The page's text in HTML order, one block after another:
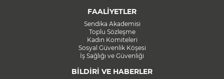
FAALİYETLER
Sendika Akademisi
Toplu Sözleşme
Kadın Komiteleri
Sosyal Güvenlik Köşesi
İş Sağlığı ve Güvenliği
BİLDİRİ VE HABERLER